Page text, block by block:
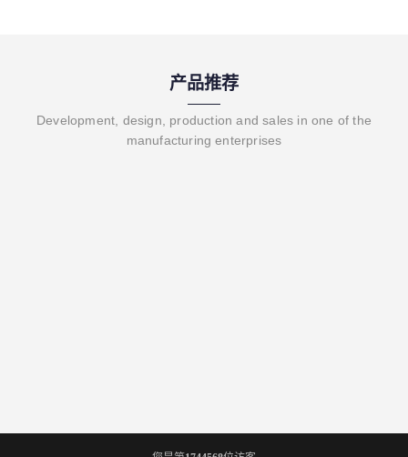
产品推荐
Development, design, production and sales in one of the
manufacturing enterprises